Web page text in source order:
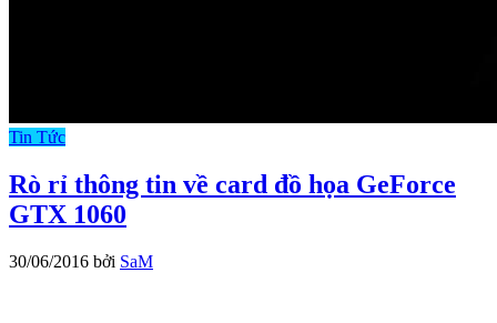
Tin Tức
Rò rỉ thông tin về card đồ họa GeForce
GTX 1060
30/06/2016 bởi SaM